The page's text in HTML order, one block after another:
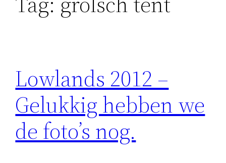
Lowlands 2012 –
Gelukkig hebben we
de foto’s nog.